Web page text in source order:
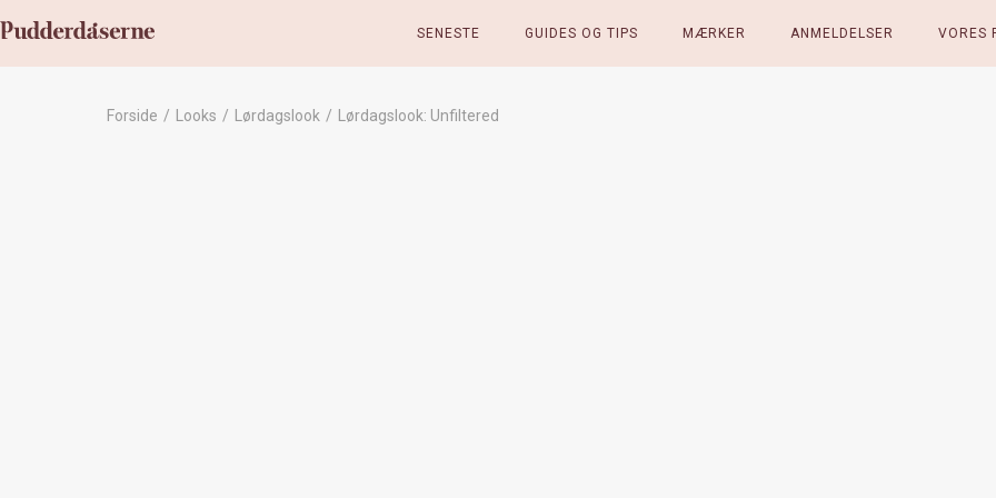
SENESTE GUIDES OG TIPS MÆRKER ANMELDELSER VORES
Forside / Looks / Lørdagslook / Lørdagslook: Unfiltered